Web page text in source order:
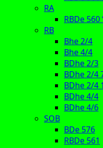
RA
RBDe
RB
Bhe 2/4
Bhe 4/4
BDhe 2/3
BDhe 2/4
BDhe 2/4
BDhe 4/4
BDhe 4/6
SOB
BDe 576
RBDe 561